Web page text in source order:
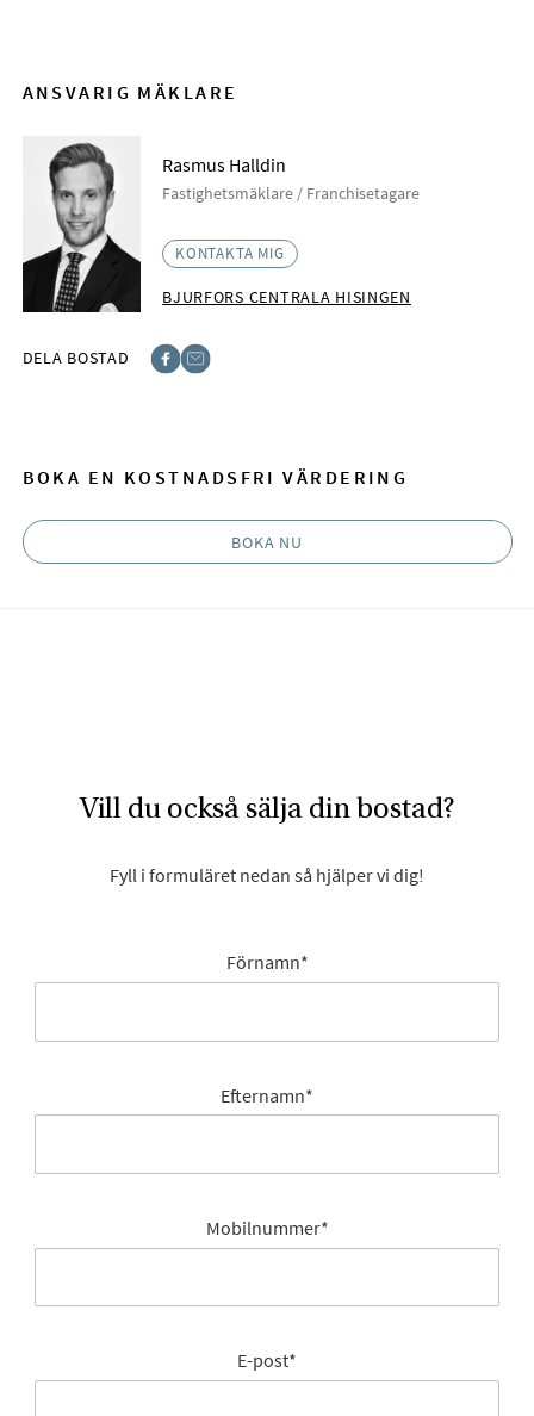
ANSVARIG MÄKLARE
Rasmus Halldin
Fastighetsmäklare / Franchisetagare
KONTAKTA MIG
BJURFORS CENTRALA HISINGEN
DELA BOSTAD
BOKA EN KOSTNADSFRI VÄRDERING
BOKA NU
Vill du också sälja din bostad?
Fyll i formuläret nedan så hjälper vi dig!
Förnamn*
Efternamn*
Mobilnummer*
E-post*